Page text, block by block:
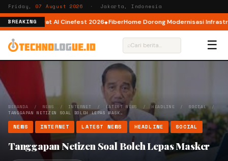
Friday, 07 August 2026 · Jakarta, Indonesia
BREAKING
AI lewat AI Cinefest 2026 FiberHome Dorong Modernisasi
⌕ ☰
BERANDA / NEWS / INTERNET / LATEST NEWS /HEADLINE /SOCIAL/
TANGGAPAN NETIZEN SOAL BOLEH LEPAS MASK…
NEWS INTERNET LATEST NEWS HEADLINE SOCIAL
Tanggapan Netizen Soal Boleh Lepas Masker